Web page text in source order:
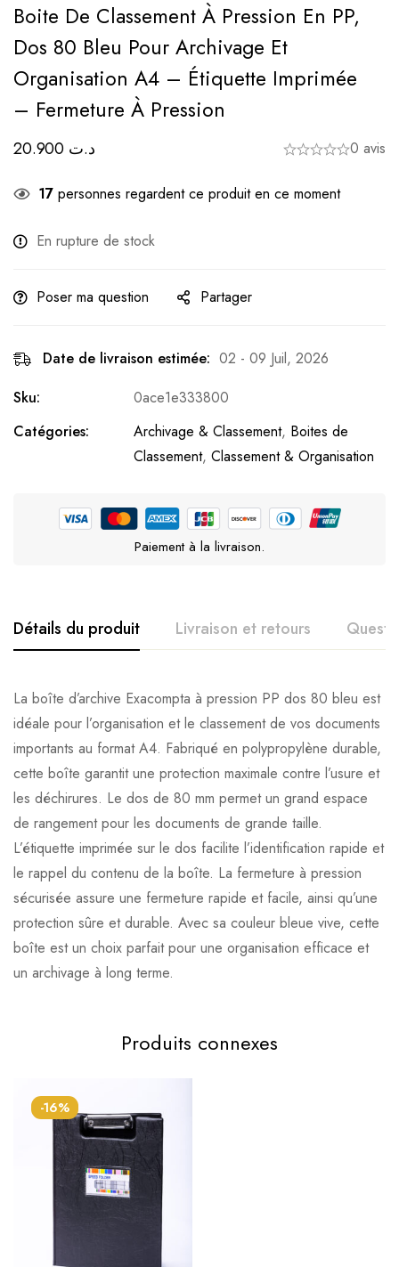
Boite De Classement À Pression En PP,
Dos 80 Bleu Pour Archivage Et
Organisation A4 – Étiquette Imprimée
– Fermeture À Pression
د.ت 0 avis
17 personnes regardent ce produit en ce moment
En rupture de stock
Poser ma question Partager
Date de livraison estimée: 02 - 09 Juil, 2026
Sku:
0ace1e333800
Catégories:
Archivage & Classement, Boites de
Classement, Classement & Organisation
Paiement à la livraison.
Détails du produit Livraison et retours
La boîte d’archive Exacompta à pression PP dos 80 bleu est
idéale pour l’organisation et le classement de vos documents
importants au format A4. Fabriqué en polypropylène durable,
cette boîte garantit une protection maximale contre l’usure et
les déchirures. Le dos de 80 mm permet un grand espace
de rangement pour les documents de grande taille.
L’étiquette imprimée sur le dos facilite l’identification rapide et
le rappel du contenu de la boîte. La fermeture à pression
sécurisée assure une fermeture rapide et facile, ainsi qu’une
protection sûre et durable. Avec sa couleur bleue vive, cette
boîte est un choix parfait pour une organisation efficace et
un archivage à long terme.
Produits connexes
-16%